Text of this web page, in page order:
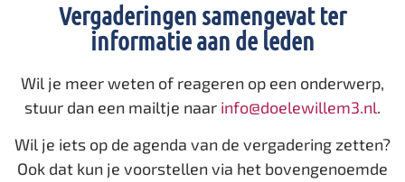
Vergaderingen samengevat ter
informatie aan de leden
Wil je meer weten of reageren op een onderwerp,
stuur dan een mailtje naar info@doelewillem3.nl.
Wil je iets op de agenda van de vergadering zetten?
Ook dat kun je voorstellen via het bovengenoemde